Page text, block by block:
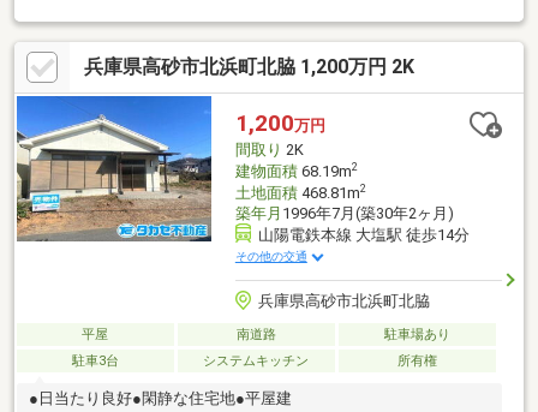
台あります。南側建物が無いのでプライバシ－も守れますね。ど
のお部屋も6帖以上ございます。ゆったりとした間取りで、広縁も
あります。どのお部屋も６帖以上ございますのでゆったりとした
空間が流れます。780万円（諸経費別途要）借入期間 20年 変
動金利0.675％月々34752円（ボーナス払い無し）物件のご案内、
詳細は０１２０－７２２－５５５タカセ不動産姫路店までお気軽
にお問合せ下さい♪
兵庫県高砂市北浜町北脇 1,200万円 2K
1,200万円
間取り 2K
建物面積68.19m2
土地面積468.81m2
築年月 1996年7月(築30年2ヶ月)
山陽電鉄本線 大塩駅 徒歩14分
その他の交通
兵庫県高砂市北浜町北脇
平屋 南道路
駐車場あり
駐車3台
システムキッチン 所有権
●日当たり良好●閑静な住宅地●平屋建